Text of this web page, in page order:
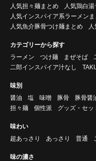
人気担々麺まとめ
人気鶏白
人気インスパイア系ラーメンま
人気魚介豚骨つけ麺まとめ
カテゴリーから探す
ラーメン
つけ麺 まぜそば
二郎インスパイア汁なし
味別
醤油
塩 味噌 豚骨 豚骨醤
担々麺
個性派 グッズ・セッ
味わい
超あっさり
あっさり 普通
味の濃さ